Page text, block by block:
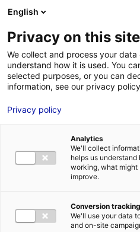
DES RÉPONSES IMMÉDIATES AU :
Planète
Accueil » Nos solutions »
Pays de la Loire
English
Privacy on this site
We collect and process your
understand how it is used. You
selected purposes, or you can
information, see our privacy
Privacy policy
Analytics
We'll collect
helps us
working, what might
improve.
Conversion tracking
We'll use your data
and on-site